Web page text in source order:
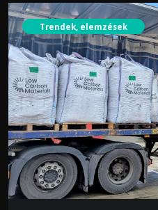
Trendek, elemzések